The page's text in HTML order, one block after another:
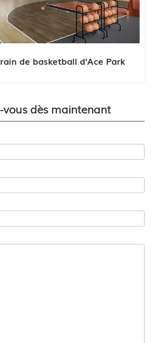
de basketball d'Ace Park
vous dès maintenant